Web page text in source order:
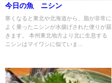
今日の魚 ニシン
寒くなると東北や北海道から、脂が非常に
よく乗ったニシンが水揚げされた便りが届
きます。 本州東北地方より北に生息する
ニシンはマイワシに似ていま...